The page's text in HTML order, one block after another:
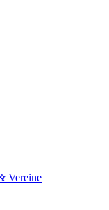
Vereine